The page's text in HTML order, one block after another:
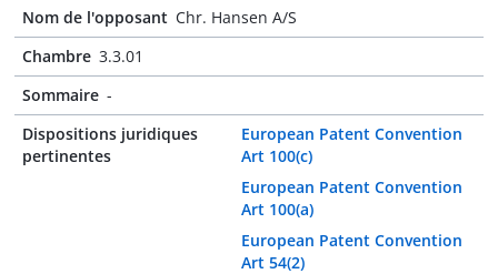
Nom de l'opposant Chr. Hansen A/S
Chambre 3.3.01
Sommaire -
Dispositions juridiques
pertinentes
European Patent Convention
Art 100(c)
European Patent Convention
Art 100(a)
European Patent Convention
Art 54(2)